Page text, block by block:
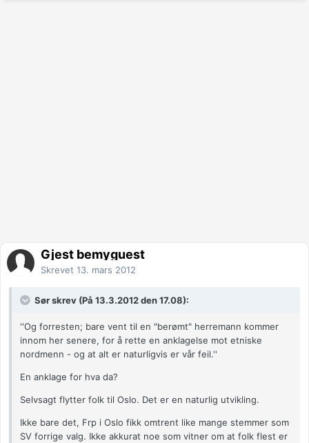
Gjest bemyguest
Skrevet 13. mars 2012
Sør skrev (På 13.3.2012 den 17.08):
''Og forresten; bare vent til en "berømt" herremann kommer
innom her senere, for å rette en anklagelse mot etniske
nordmenn - og at alt er naturligvis er vår feil.''
En anklage for hva da?
Selvsagt flytter folk til Oslo. Det er en naturlig utvikling.
Ikke bare det, Frp i Oslo fikk omtrent like mange stemmer som
SV forrige valg. Ikke akkurat noe som vitner om at folk flest er